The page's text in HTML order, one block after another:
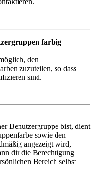
farbig
den
zuzuteilen, so dass
sind.
Benutzergruppe bist, dient
sowie den
angezeigt wird,
dir die Berechtigung
Bereich selbst